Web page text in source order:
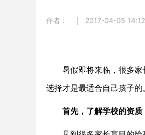
作者： 2017-04-05 14:12
暑假即将来临，很多家
选择才是最适合自己孩子的
首先，了解学校的资质